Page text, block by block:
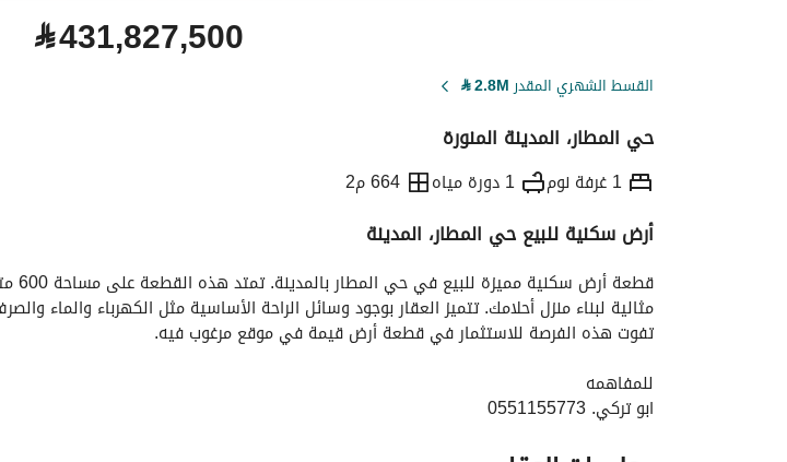
⃁431,827,500
القسط الشهري المقدر2.8M
⃁
حي المطار، المدينة المنورة
1 غرفة نوم 1 دورة مياه 664 م2
معلومات ترخيص الإعلان
أرض سكنية للبيع حي المطار، المدينة
تفوت هذه الفرصة للاستثمار في قطعة أرض قيمة في موقع مرغوب فيه.
للمفاهمه
ابو تركي. 0551155773